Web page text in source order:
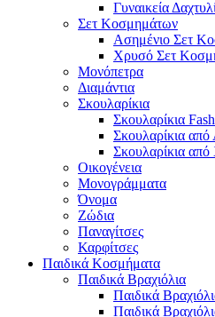
Γυναικεία
Σετ Κοσμημάτων
Ασημένιο Σετ
Χρυσό Σετ
Μονόπετρα
Διαμάντια
Σκουλαρίκια
Σκουλαρίκια
Σκουλαρίκια από
Σκουλαρίκια
Οικογένεια
Μονογράμματα
Όνομα
Ζώδια
Παναγίτσες
Καρφίτσες
Παιδικά Κοσμήματα
Παιδικά Βραχιόλια
Παιδικά
Παιδικά